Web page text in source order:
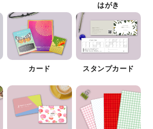
はがき
カード スタンプカード